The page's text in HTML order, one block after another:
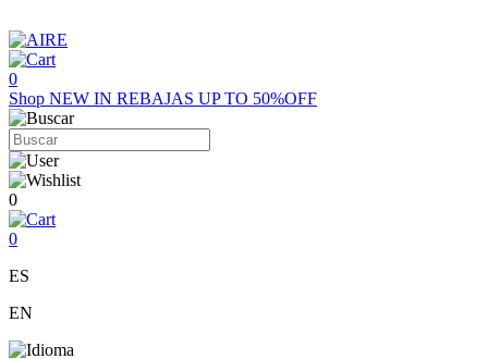
0
Shop NEW IN REBAJAS UP TO 50%OFF
0
0
ES
EN